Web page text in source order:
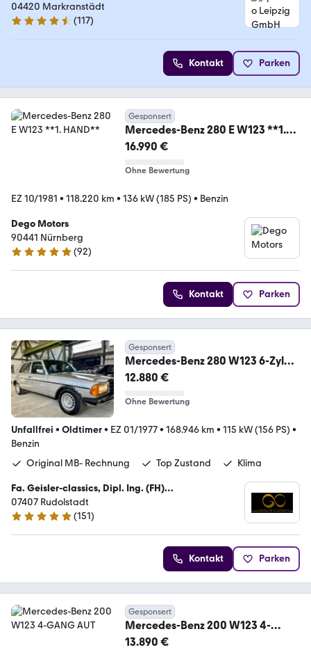
04420 Markranstädt
4.6 Sterne
(117)
Kontakt Parken
Gesponsert
Mercedes-Benz 280 E W123 **1.
HAND**
16.990 €
Ohne Bewertung
EZ 10/1981 • 118.220 km • 136 kW (185 PS) • Benzin
Dego Motors
90441 Nürnberg
4.9 Sterne
(92)
Kontakt Parken
Gesponsert
Mercedes-Benz 280 W123 6-Zyl
Klima *wunderschön* Historie!
12.880 €
Ohne Bewertung
Unfallfrei • Oldtimer• EZ 01/1977• 168.946 km • 115 kW (156 PS) •
Benzin
Original MB- Rechnung
Top Zustand Klima
Fa. Geisler-classics, Dipl. Ing. (FH)
Kraftfahrzeugtechnik Enrico Geisler
07407 Rudolstadt
4.8 Sterne
(151)
Kontakt Parken
Gesponsert
Mercedes-Benz 200 W123 4-
GANG AUT
13.890 €